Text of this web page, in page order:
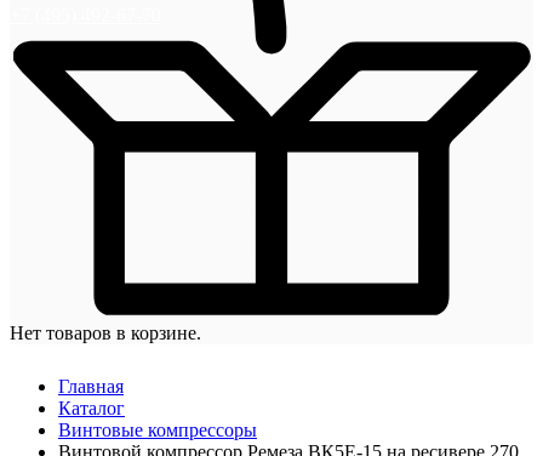
Нет товаров в корзине.
Главная
Каталог
Винтовые компрессоры